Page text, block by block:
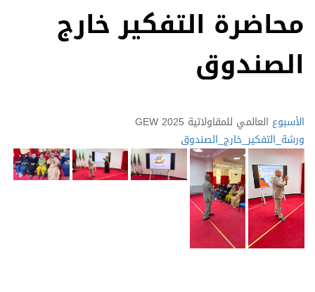
محاضرة التفكير خارج
الصندوق
الأسبوع العالمي للمقاولاتية GEW 2025
ورشة_التفكير_خارج_الصندوق